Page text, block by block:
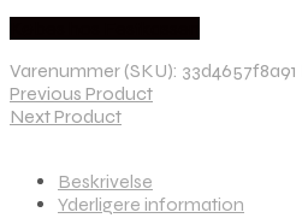
Varenummer (SKU): 33d4657f8a91
Previous Product
Next Product
Beskrivelse
Yderligere information